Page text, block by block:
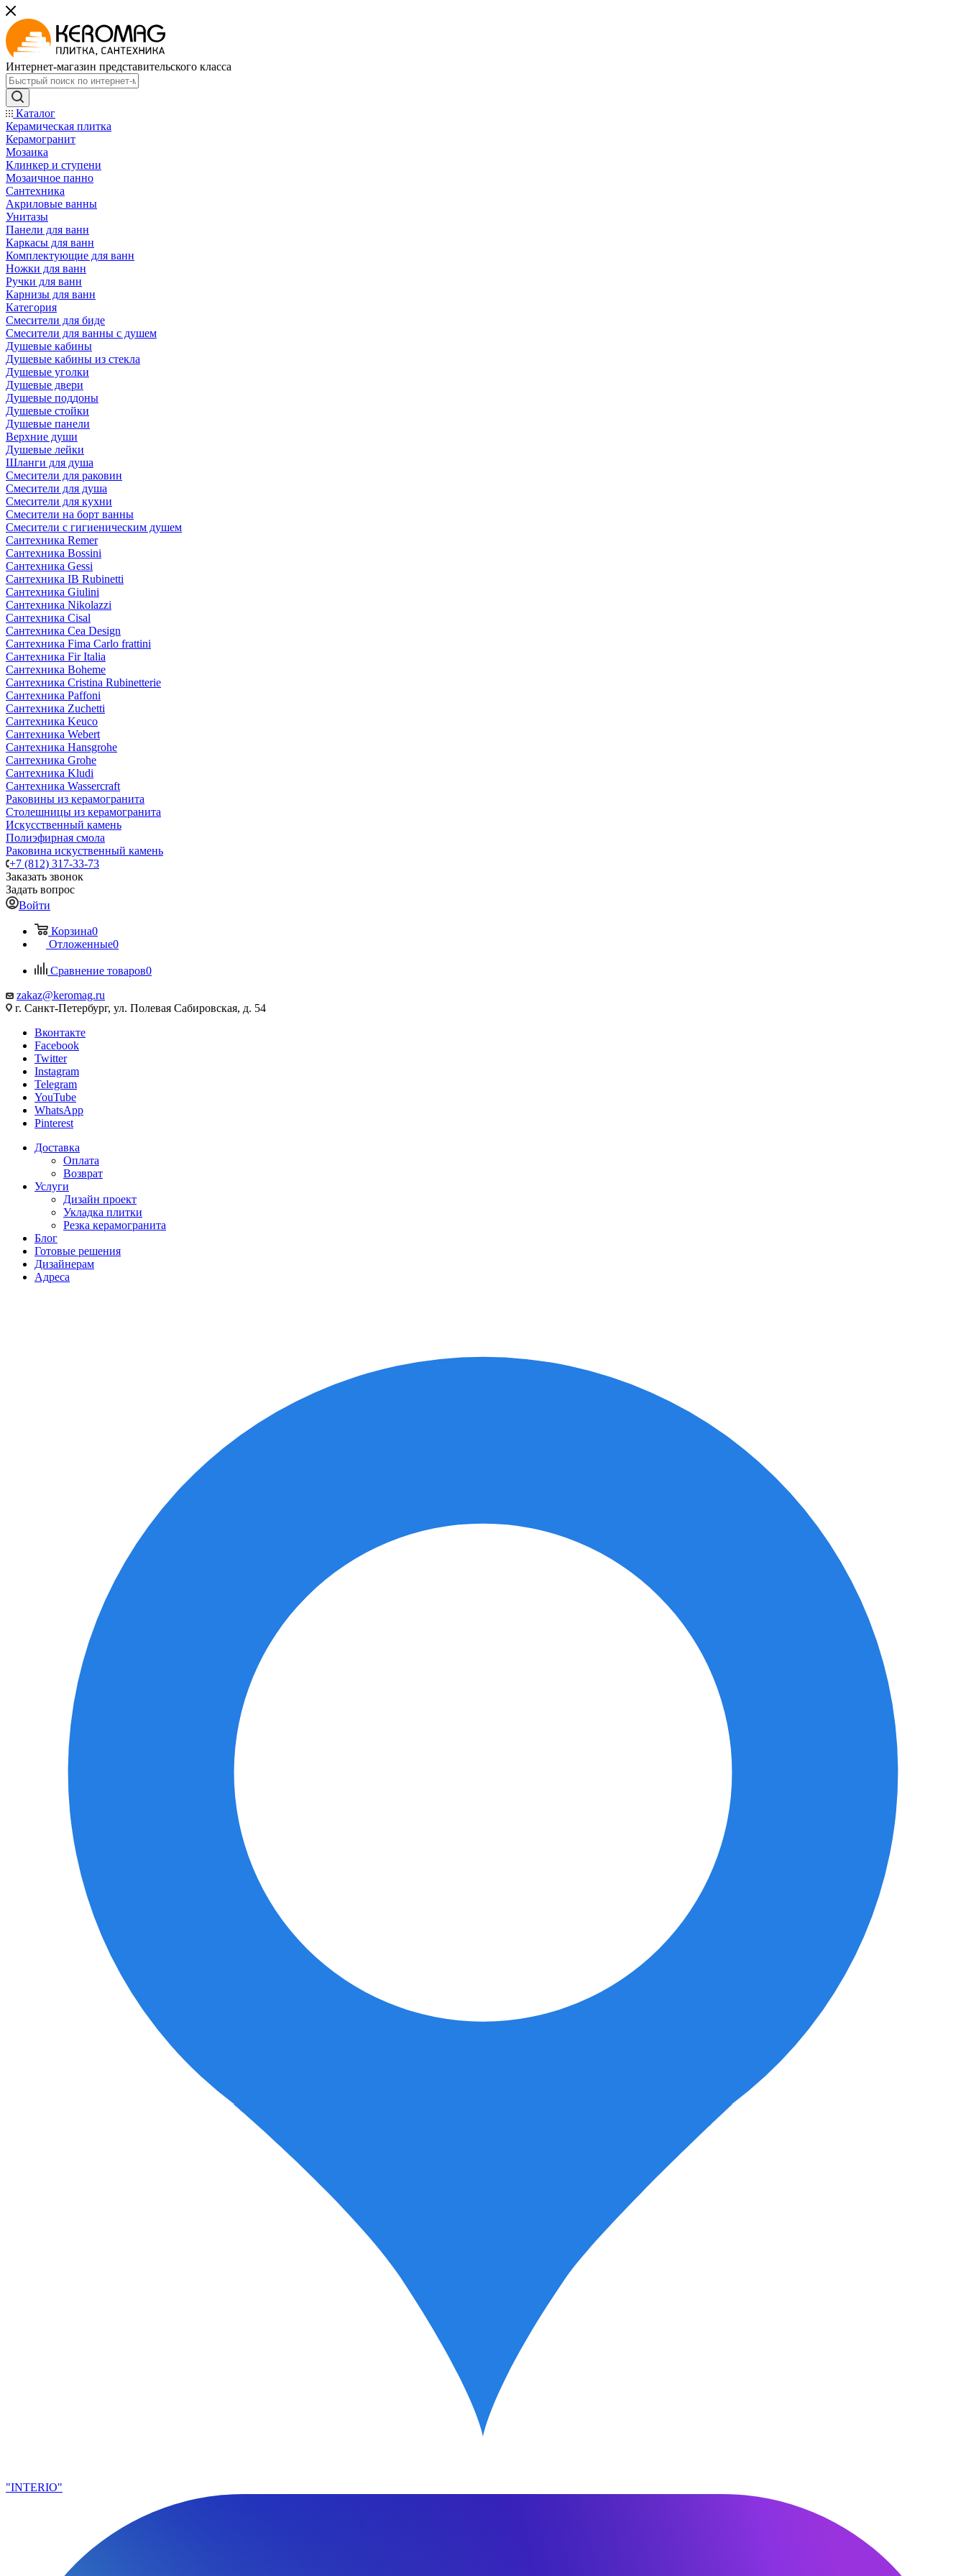
Интернет-магазин представительского класса
Каталог
Керамическая плитка
Керамогранит
Мозаика
Клинкер и ступени
Мозаичное панно
Сантехника
Акриловые ванны
Унитазы
Панели для ванн
Каркасы для ванн
Комплектующие для ванн
Ножки для ванн
Ручки для ванн
Карнизы для ванн
Категория
Смесители для биде
Смесители для ванны с душем
Душевые кабины
Душевые кабины из стекла
Душевые уголки
Душевые двери
Душевые поддоны
Душевые стойки
Душевые панели
Верхние души
Душевые лейки
Шланги для душа
Смесители для раковин
Смесители для душа
Смесители для кухни
Смесители на борт ванны
Смесители с гигиеническим душем
Сантехника Remer
Сантехника Bossini
Сантехника Gessi
Сантехника IB Rubinetti
Сантехника Giulini
Сантехника Nikolazzi
Сантехника Cisal
Сантехника Cea Design
Сантехника Fima Carlo frattini
Сантехника Fir Italia
Сантехника Boheme
Сантехника Cristina Rubinetterie
Сантехника Paffoni
Сантехника Zuchetti
Сантехника Keuco
Сантехника Webert
Сантехника Hansgrohe
Сантехника Grohe
Сантехника Kludi
Сантехника Wassercraft
Раковины из керамогранита
Столешницы из керамогранита
Искусственный камень
Полиэфирная смола
Раковина искуственный камень
+7 (812) 317-33-73
Заказать звонок
Задать вопрос
Войти
Корзина0
Отложенные0
Сравнение товаров0
zakaz@keromag.ru
г. Санкт-Петербург, ул. Полевая Сабировская, д. 54
Вконтакте
Facebook
Twitter
Instagram
Telegram
YouTube
WhatsApp
Pinterest
Доставка
Оплата
Возврат
Услуги
Дизайн проект
Укладка плитки
Резка керамогранита
Блог
Готовые решения
Дизайнерам
Адреса
"INTERIO"